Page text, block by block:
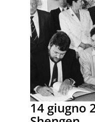
14 giugno